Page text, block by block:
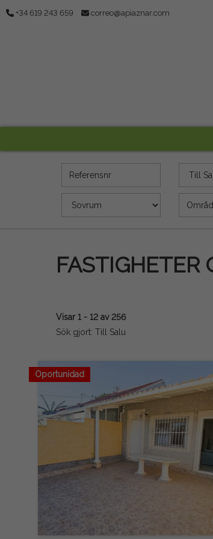
+34 619 243 659 correo@apiaznar.com
Referensnr
Sovrum Yta (m2)
FASTIGHETER
Visar 1 - 12 av 256
Sök gjort: Till Salu
Oportunidad